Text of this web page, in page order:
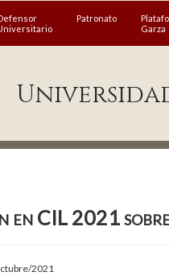
Patronato
Garza
en CIL 2021
2021